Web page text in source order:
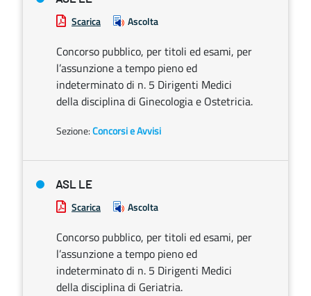
Scarica Ascolta
Concorso pubblico, per titoli ed esami, per
l’assunzione a tempo pieno ed
indeterminato di n. 5 Dirigenti Medici
della disciplina di Ginecologia e Ostetricia.
Sezione:Concorsi e Avvisi
ASL LE
Scarica Ascolta
Concorso pubblico, per titoli ed esami, per
l’assunzione a tempo pieno ed
indeterminato di n. 5 Dirigenti Medici
della disciplina di Geriatria.